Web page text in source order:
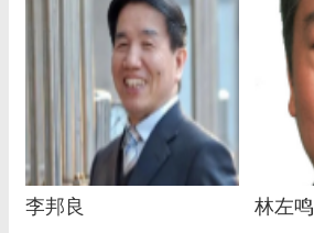
李邦良 林左鸣